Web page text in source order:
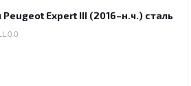
Peugeot Expert III (2016–н.ч.) сталь